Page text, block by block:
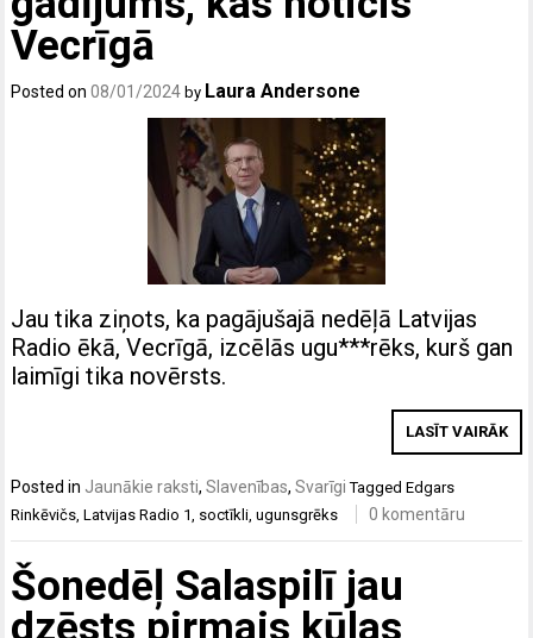
Vecrīgā
Posted on08/01/2024 by Laura Andersone
Jau tika ziņots, ka pagājušajā nedēļā Latvijas
Radio ēkā, Vecrīgā, izcēlās ugu***rēks, kurš gan
laimīgi tika novērsts.
LASĪT VAIRĀK
Posted in Jaunākie raksti,Slavenības,Svarīgi TaggedEdgars
Rinkēvičs,Latvijas Radio 1, soctīkli,ugunsgrēks 0 komentāru
Šonedēļ Salaspilī jau
dzēsts pirmais kūlas